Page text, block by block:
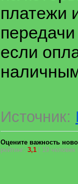
платежи
если
Источник:
Оцените важность
рейтинг: 3,1 | 19